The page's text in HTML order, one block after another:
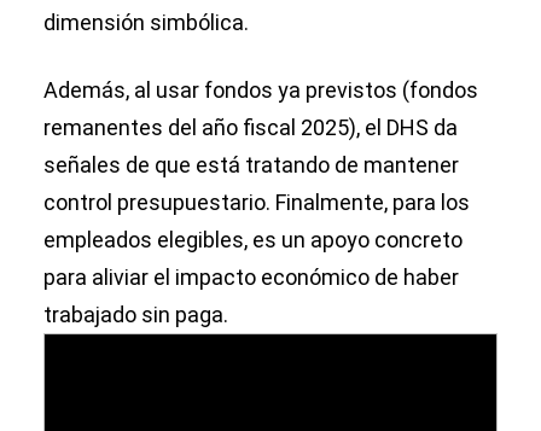
dimensión simbólica.
Además, al usar fondos ya previstos (fondos
remanentes del año fiscal 2025), el DHS da
señales de que está tratando de mantener
control presupuestario. Finalmente, para los
empleados elegibles, es un apoyo concreto
para aliviar el impacto económico de haber
trabajado sin paga.